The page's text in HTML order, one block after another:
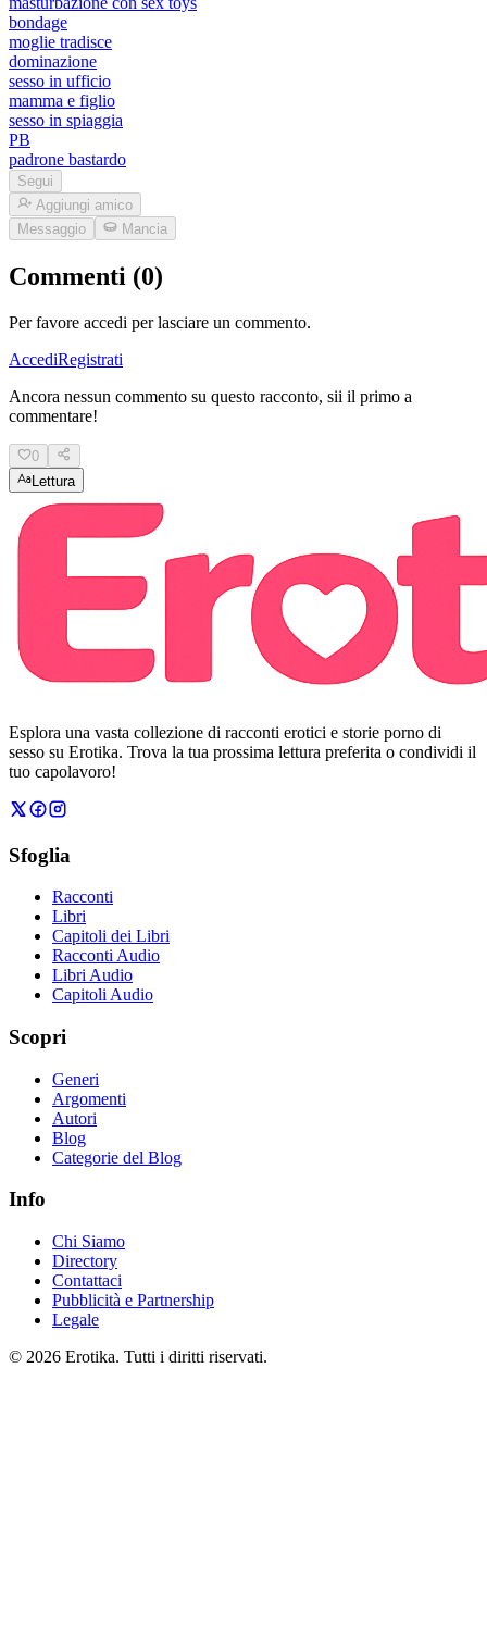
bondage
moglie tradisce
dominazione
sesso in ufficio
mamma e figlio
sesso in spiaggia
PB
padrone bastardo
Segui
Aggiungi amico
Messaggio
Mancia
Commenti (0)
Per favore accedi per lasciare un commento.
AccediRegistrati
Ancora nessun commento su questo racconto, sii il primo a
commentare!
0
Lettura
Esplora una vasta collezione di racconti erotici e storie porno di
sesso su Erotika. Trova la tua prossima lettura preferita o condividi il
tuo capolavoro!
Sfoglia
Racconti
Libri
Capitoli dei Libri
Racconti Audio
Libri Audio
Capitoli Audio
Scopri
Generi
Argomenti
Autori
Blog
Categorie del Blog
Info
Chi Siamo
Directory
Contattaci
Pubblicità e Partnership
Legale
© 2026 Erotika. Tutti i diritti riservati.